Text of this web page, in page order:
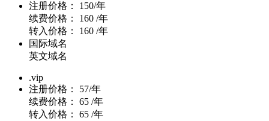
注册价格：
150/年
续费价格：
160 /年
转入价格：
160 /年
国际域名
英文域名
.vip
注册价格：
57/年
续费价格：
65 /年
转入价格：
65 /年